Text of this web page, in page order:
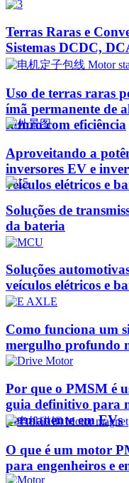
Terras Raras e
Sistemas DCDC,
Uso de terras raras
ímã permanente de
futuro com eficiência
Aproveitando a
inversores EV e
veículos elétricos e
Soluções de
da bateria
Soluções
veículos elétricos e
Como funciona um
mergulho profundo
Por que o PMSM é
guia definitivo para
permanente em EVs
O que é um motor
para engenheiros e